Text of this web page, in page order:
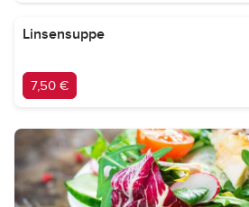
Linsensuppe
7,50 €